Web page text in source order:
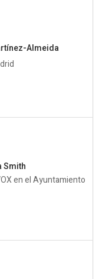
Almeida
Smith
en el Ayuntamiento